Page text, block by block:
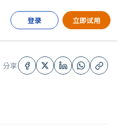
登录 立即试用
分享